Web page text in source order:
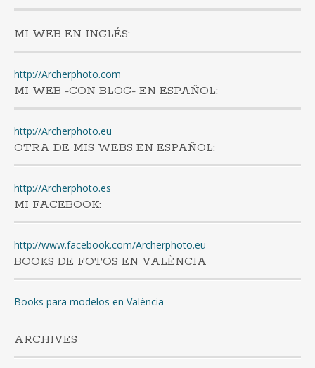
MI WEB EN INGLÉS:
http://Archerphoto.com
MI WEB -CON BLOG- EN ESPAÑOL:
http://Archerphoto.eu
OTRA DE MIS WEBS EN ESPAÑOL:
http://Archerphoto.es
MI FACEBOOK:
http://www.facebook.com/Archerphoto.eu
BOOKS DE FOTOS EN VALÈNCIA
Books para modelos en València
ARCHIVES